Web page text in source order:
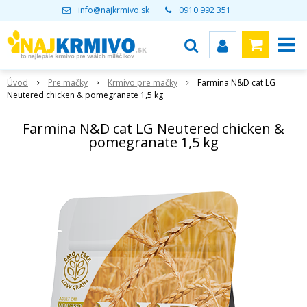
info@najkrmivo.sk 0910 992 351
Úvod Pre mačky Krmivo pre mačky
Farmina N&D cat LG
Neutered chicken & pomegranate 1,5 kg
Farmina N&D cat LG Neutered chicken &
pomegranate 1,5 kg